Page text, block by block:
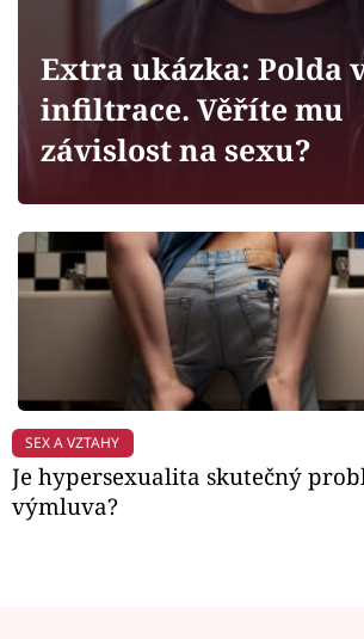
Sledujte prima+
Filmový festival Karlovy
Mámy sobě
Přihlášení
Sledujte nás
Extra ukázka: Polda
infiltrace. Věříte mu
závislost na sexu?
SEX A VZTAHY
Je hypersexualita skutečný
výmluva?